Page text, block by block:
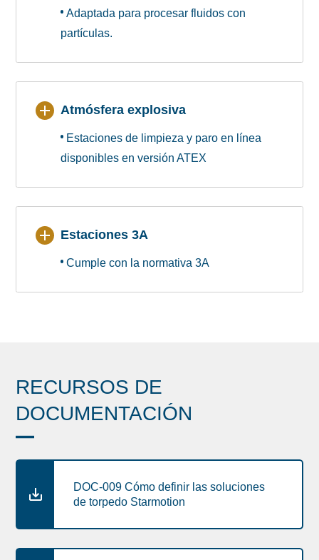
Adaptada para procesar fluidos con
partículas.
Atmósfera explosiva
Estaciones de limpieza y paro en línea
disponibles en versión ATEX
Estaciones 3A
Cumple con la normativa 3A
RECURSOS DE
DOCUMENTACIÓN
DOC-009 Cómo definir las soluciones
de torpedo Starmotion